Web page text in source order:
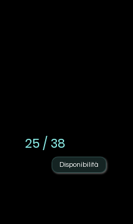
25 / 38
Disponibilità